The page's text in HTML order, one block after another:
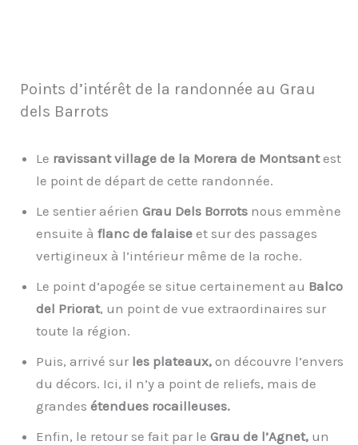
Points d’intérêt de la randonnée au Grau
dels Barrots
Le ravissant village de la Morera de Montsantest
le point de départ de cette randonnée.
Le sentier aérien Grau Dels Borrots nous emmène
ensuite à flanc de falaise et sur des passages
vertigineux à l’intérieur même de la roche.
Le point d’apogée se situe certainement au Balco
del Priorat, un point de vue extraordinaires sur
toute la région.
Puis, arrivé sur les plateaux, on découvre l’envers
du décors. Ici, il n’y a point de reliefs, mais de
grandes étendues rocailleuses.
Enfin, le retour se fait par le Grau de l’Agnet, un